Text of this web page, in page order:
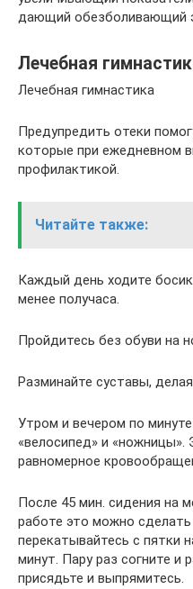
дающий обезболивающий
Лечебная
Лечебная гимнастика
Предупредить отеки
которые при ежедневном
профилактикой.
Читайте также:
Каждый день ходите
менее получаса.
Пройдитесь без обуви на
Разминайте суставы,
Утром и вечером по
«велосипед» и
равномерное
После 45 мин. сидения на
работе это можно
перекатывайтесь с пятки
минут. Пару раз согните и
присядьте и выпрямитесь.